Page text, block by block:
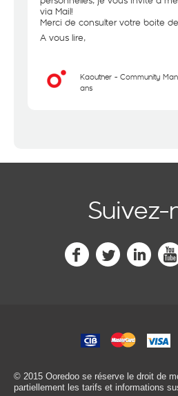
via Mail!
Merci de consulter votre boite
A vous lire,
Kaouther - Community
ans
Suivez-
© 2015 Ooredoo se réserve le droit de
partiellement les tarifs et informations